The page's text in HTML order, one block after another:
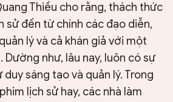
Thiều cho rằng, thách thức
sử đến từ chính các đạo diễn,
lý và cả khán giả với một
Dường như, lâu nay, luôn có sự
sáng tạo và quản lý. Trong
lịch sử hay, các nhà làm